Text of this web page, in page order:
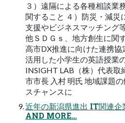
３）遠隔による各種相談業
関すること ４）防災・減災
支援やビジネスマッチング
他ＳＤＧｓ、地方創生に関
高市DX推進に向けた連携協
活用した小学生の英語授業
INSIGHT LAB（株）代表取
市市長 入村 明氏 地域課題
スチャンスに
近年の新潟県進出 IT関連企
AND MORE…